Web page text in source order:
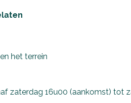
het terrein
zaterdag 16u00 (aankomst) tot